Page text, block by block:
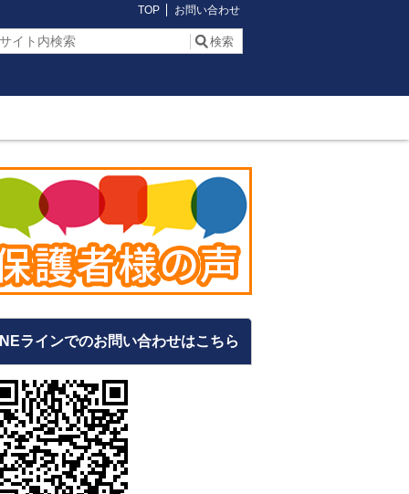
TOP お問い合わせ
ラインでのお問い合わせはこちら